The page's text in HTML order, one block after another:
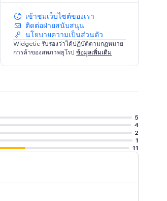
เข้าชมเว็บไซต์ของเรา
ติดต่อฝ่ายสนับสนุน
นโยบายความเป็นส่วนตัว
Widgetic รับรองว่าได้ปฏิบัติตามกฏหมาย
การค้าของสหภาพยุโรปข้อมูลเพิ่มเติม
5
4
2
1
11